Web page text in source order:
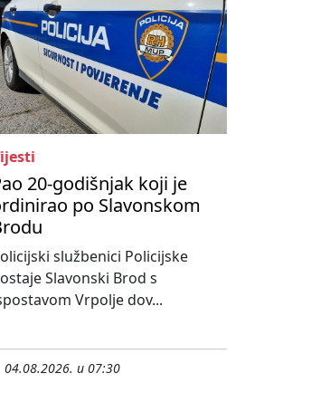
20-godišnjak koji je
po Slavonskom
službenici Policijske
Slavonski Brod s
Vrpolje dov...
04.08.2026. u 07:30